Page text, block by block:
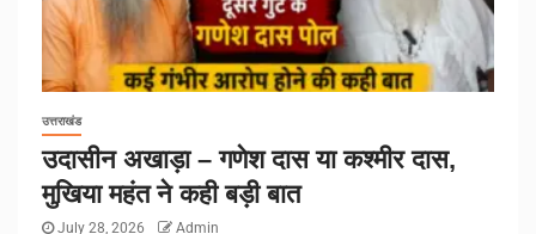
उत्तराखंड
उदासीन अखाड़ा – गणेश दास या कश्मीर दास,
मुखिया महंत ने कही बड़ी बात
July 28, 2026 Admin